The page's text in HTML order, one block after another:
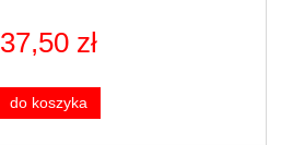
37,50 zł
do koszyka